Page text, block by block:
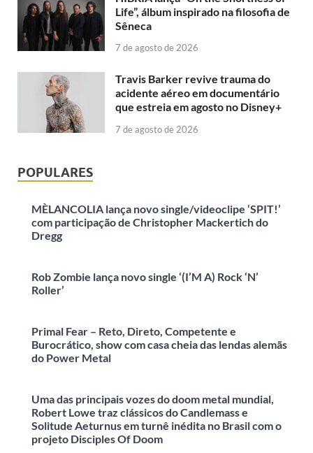
Life”, álbum inspirado na filosofia de
Sêneca
7 de agosto de 2026
Travis Barker revive trauma do
acidente aéreo em documentário
que estreia em agosto no Disney+
7 de agosto de 2026
POPULARES
MÈLANCOLIA lança novo single/videoclipe ‘SPIT!’
com participação de Christopher Mackertich do
Dregg
Rob Zombie lança novo single ‘(I’M A) Rock ‘N’
Roller’
Primal Fear – Reto, Direto, Competente e
Burocrático, show com casa cheia das lendas alemãs
do Power Metal
Uma das principais vozes do doom metal mundial,
Robert Lowe traz clássicos do Candlemass e
Solitude Aeturnus em turnê inédita no Brasil com o
projeto Disciples Of Doom